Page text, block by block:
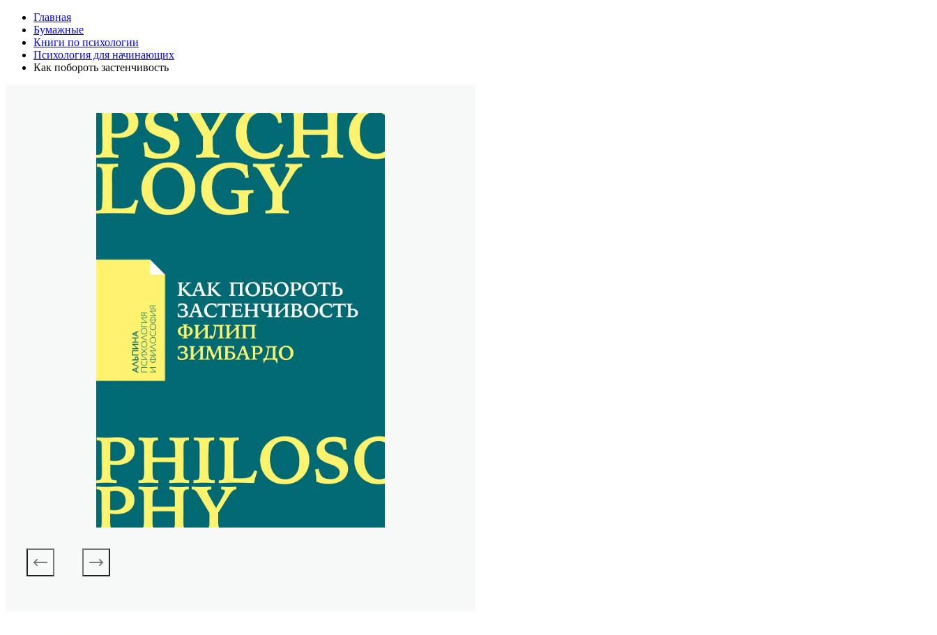
Главная
Бумажные
Книги по психологии
Психология для начинающих
Как побороть застенчивость